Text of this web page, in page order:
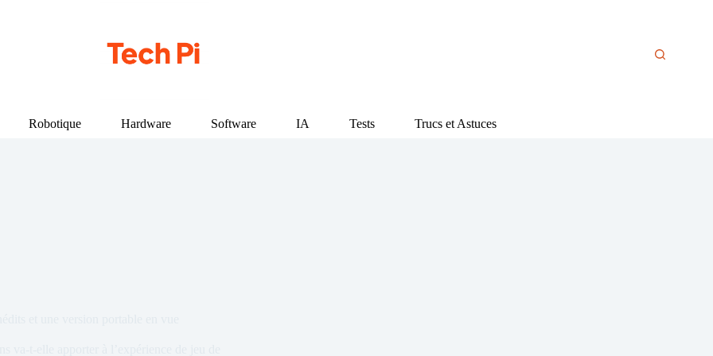
Robotique Hardware Software IA Tests Trucs et Astuces